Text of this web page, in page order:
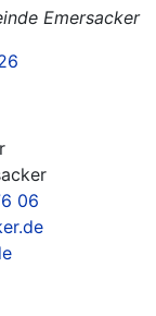
Emersacker
06